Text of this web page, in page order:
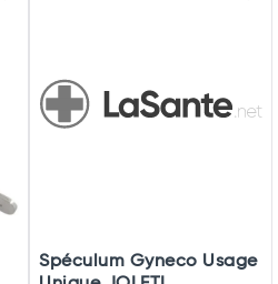
Spéculum Gyneco Usage